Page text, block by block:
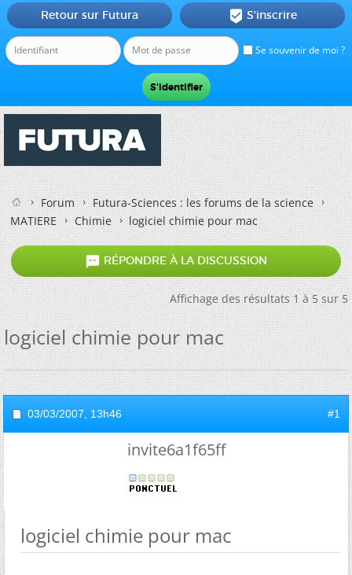
Se souvenir de moi ?
Retour sur Futura  S'inscrire
Forum
Futura-Sciences : les forums de la science
MATIERE
Chimie logiciel chimie pour mac
 RÉPONDRE À LA DISCUSSION
Affichage des résultats 1 à 5 sur 5
logiciel chimie pour mac
03/03/2007, 13h46 #1
invite6a1f65ff
logiciel chimie pour mac